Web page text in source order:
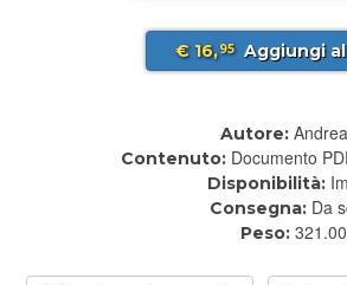
€ 16,95 Aggiungi
Autore:
Contenuto: Documento
Disponibilità:
Consegna: Da
Peso: